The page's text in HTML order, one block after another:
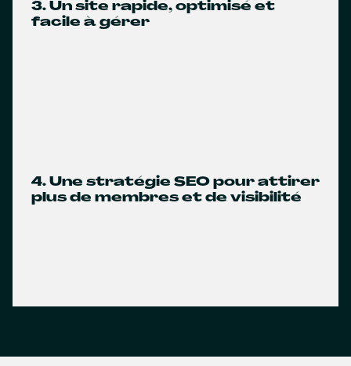
3. Un site rapide, optimisé et
facile à gérer
4. Une stratégie SEO pour attirer
plus de membres et de visibilité